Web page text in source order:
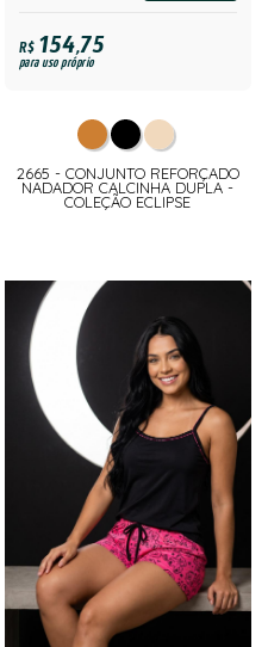
R$154,75
para uso próprio
2665 - CONJUNTO REFORÇADO
NADADOR CALCINHA DUPLA -
COLEÇÃO ECLIPSE